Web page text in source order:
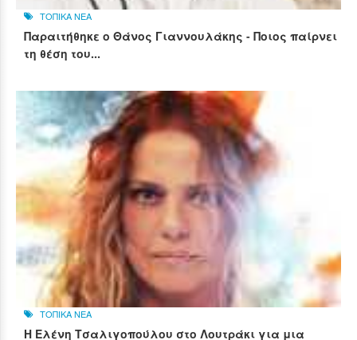
ΤΟΠΙΚΑ ΝΕΑ
Παραιτήθηκε ο Θάνος Γιαννουλάκης - Ποιος παίρνει
τη θέση του...
ΤΟΠΙΚΑ ΝΕΑ
Η Ελένη Τσαλιγοπούλου στο Λουτράκι για μια